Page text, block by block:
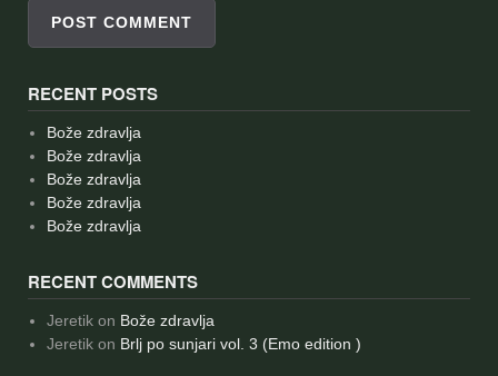
RECENT POSTS
Bože zdravlja
Bože zdravlja
Bože zdravlja
Bože zdravlja
Bože zdravlja
RECENT COMMENTS
Jeretikon Bože zdravlja
Jeretikon Brlj po sunjari vol. 3 (Emo edition )